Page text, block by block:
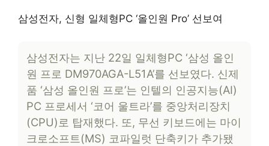
삼성전자, 신형 일체형PC ‘올인원 Pro’ 선보여
삼성전자는 지난 22일 일체형PC ‘삼성 올인
원 프로 DM970AGA-L51A’를 선보였다. 신제
품 ‘삼성 올인원 프로’는 인텔의 인공지능(AI)
PC 프로세서 ‘코어 울트라’를 중앙처리장치
(CPU)로 탑재했다. 또, 무선 키보드에는 마이
크로소프트(MS) 코파일럿 단축키가 추가됐